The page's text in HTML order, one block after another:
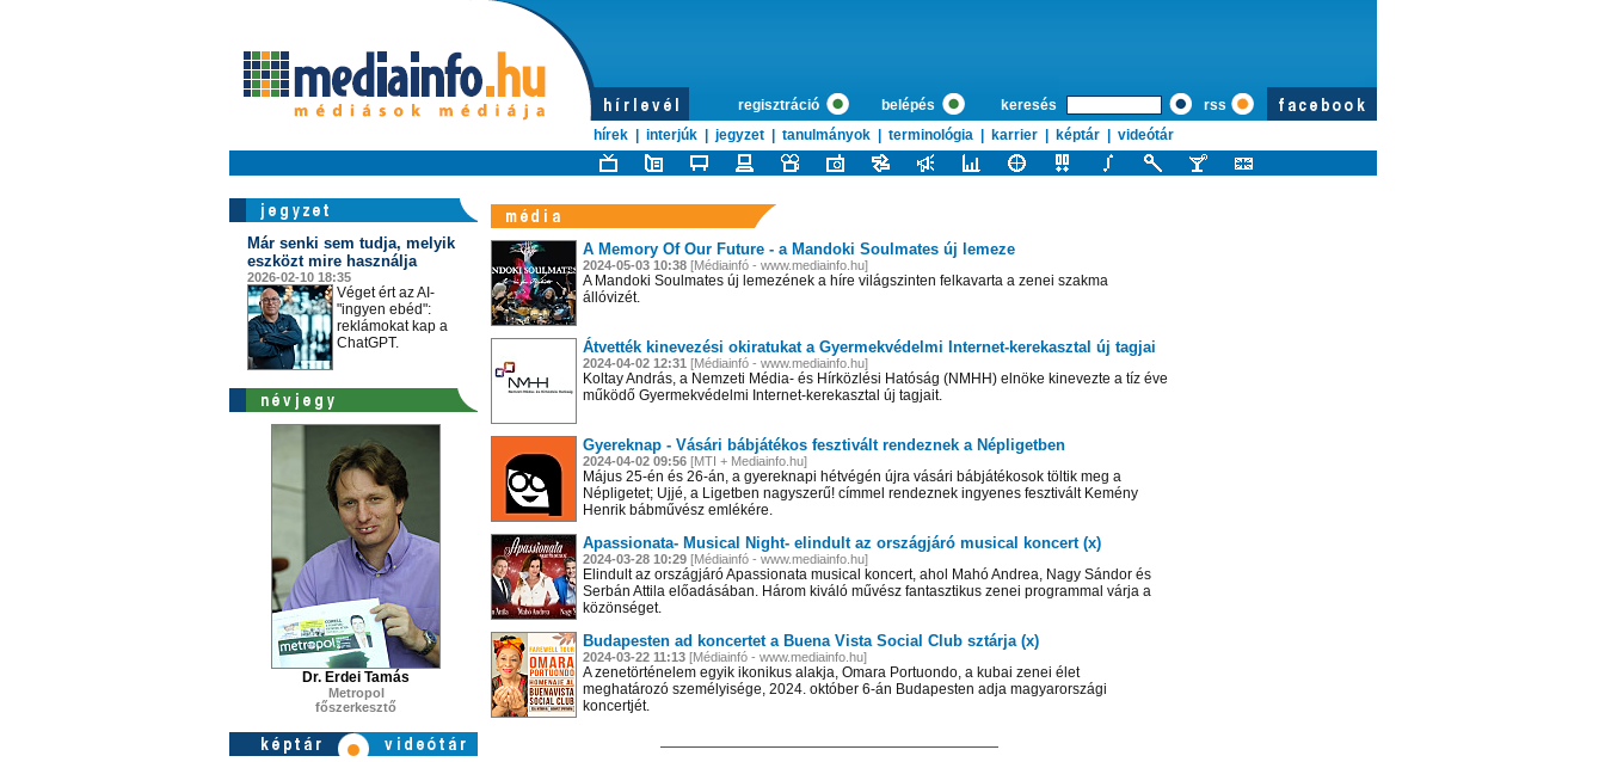
regisztráció belépés keresés
rss
hírek
interjúk jegyzet tanulmányok terminológia karrier képtár videótár
Már senki sem tudja, melyik
eszközt mire használja
2026-02-10 18:35
Véget ért az AI-
"ingyen ebéd":
reklámokat kap a
ChatGPT.
Dr. Erdei Tamás
Metropol
főszerkesztő
A Memory Of Our Future - a Mandoki Soulmates új lemeze
2024-05-03 10:38[Médiainfó - www.mediainfo.hu]
A Mandoki Soulmates új lemezének a híre világszinten felkavarta a zenei szakma
állóvizét.
Átvették kinevezési okiratukat a Gyermekvédelmi Internet-kerekasztal új tagjai
2024-04-02 12:31 [Médiainfó - www.mediainfo.hu]
Koltay András, a Nemzeti Média- és Hírközlési Hatóság (NMHH) elnöke kinevezte a tíz éve
működő Gyermekvédelmi Internet-kerekasztal új tagjait.
Gyereknap - Vásári bábjátékos fesztivált rendeznek a Népligetben
2024-04-02 09:56[MTI + Mediainfo.hu]
Május 25-én és 26-án, a gyereknapi hétvégén újra vásári bábjátékosok töltik meg a
Népligetet; Ujjé, a Ligetben nagyszerű! címmel rendeznek ingyenes fesztivált Kemény
Henrik bábművész emlékére.
Apassionata- Musical Night- elindult az országjáró musical koncert (x)
2024-03-28 10:29[Médiainfó - www.mediainfo.hu]
Elindult az országjáró Apassionata musical koncert, ahol Mahó Andrea, Nagy Sándor és
Serbán Attila előadásában. Három kiváló művész fantasztikus zenei programmal várja a
közönséget.
Budapesten ad koncertet a Buena Vista Social Club sztárja (x)
2024-03-22 11:13[Médiainfó - www.mediainfo.hu]
A zenetörténelem egyik ikonikus alakja, Omara Portuondo, a kubai zenei élet
meghatározó személyisége, 2024. október 6-án Budapesten adja magyarországi
koncertjét.